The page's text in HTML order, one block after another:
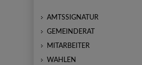
AMTSSIGNATUR
GEMEINDERAT
MITARBEITER
WAHLEN